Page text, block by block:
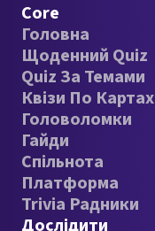
Core
Головна
Щоденний Quiz
Quiz За Темами
Квізи По Картах
Головоломки
Гайди
Спільнота
Платформа
Trivia Радники
Дослідити